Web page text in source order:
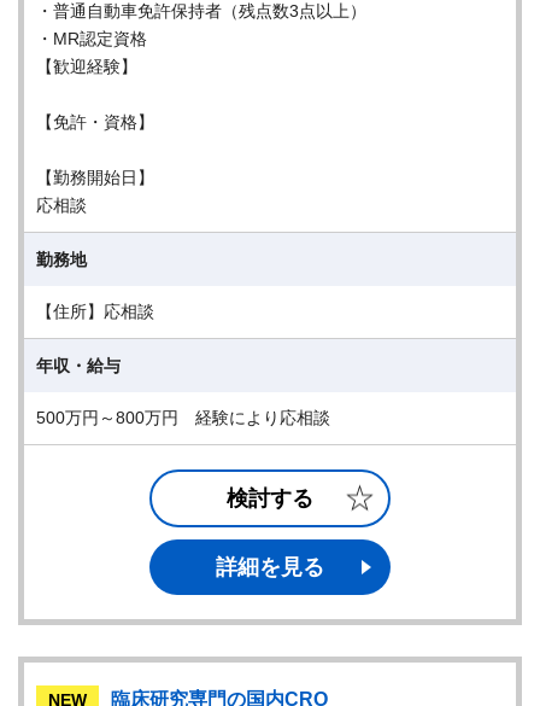
・普通自動車免許保持者（残点数3点以上）
・MR認定資格
【歓迎経験】
【免許・資格】
【勤務開始日】
応相談
勤務地
【住所】応相談
年収・給与
500万円～800万円 経験により応相談
検討する
詳細を見る
NEW 臨床研究専門の国内CRO